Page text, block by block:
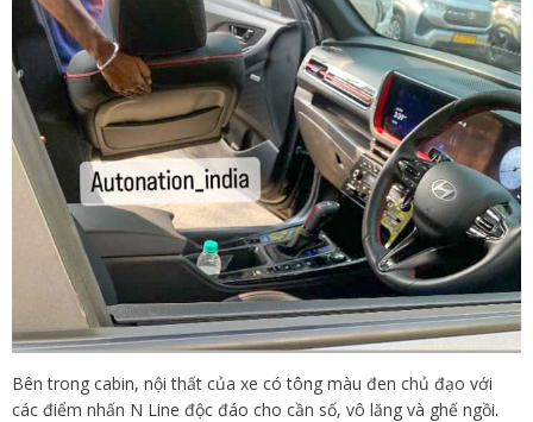
Bên trong cabin, nội thất của xe có tông màu đen chủ đạo với
các điểm nhấn N Line độc đáo cho cần số, vô lăng và ghế ngồi.